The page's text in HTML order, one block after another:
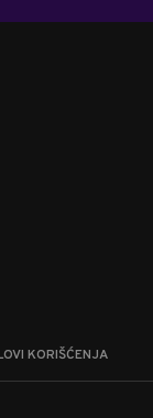
KORIŠĆENJA